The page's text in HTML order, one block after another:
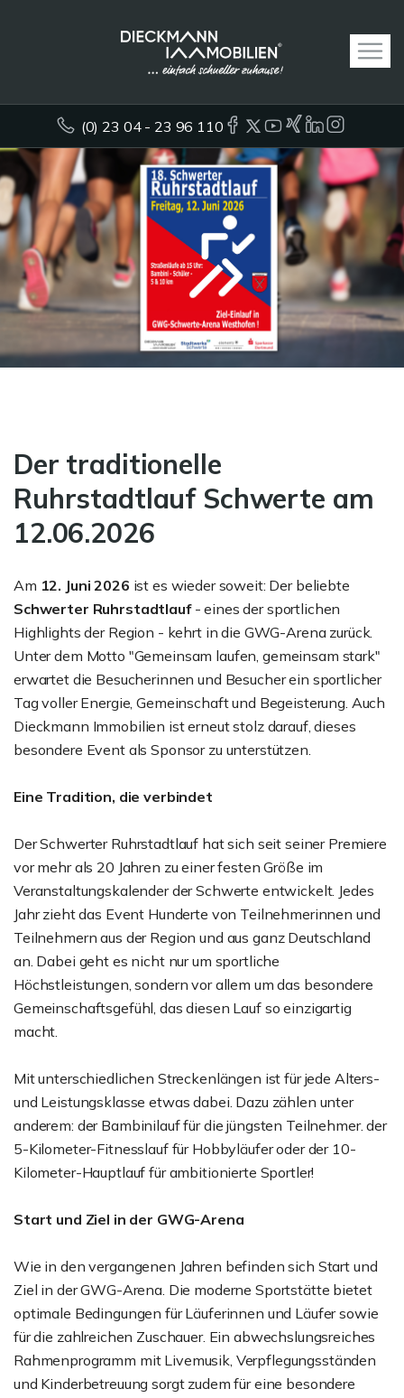
(0) 23 04 - 23 96 110
Der traditionelle
Ruhrstadtlauf Schwerte am
12.06.2026
Am 12. Juni 2026 ist es wieder soweit: Der beliebte
Schwerter Ruhrstadtlauf- eines der sportlichen
Highlights der Region - kehrt in die GWG-Arena zurück.
Unter dem Motto "Gemeinsam laufen, gemeinsam stark"
erwartet die Besucherinnen und Besucher ein sportlicher
Tag voller Energie, Gemeinschaft und Begeisterung. Auch
Dieckmann Immobilien ist erneut stolz darauf, dieses
besondere Event als Sponsor zu unterstützen.
Eine Tradition, die verbindet
Der Schwerter Ruhrstadtlauf hat sich seit seiner Premiere
vor mehr als 20 Jahren zu einer festen Größe im
Veranstaltungskalender der Schwerte entwickelt. Jedes
Jahr zieht das Event Hunderte von Teilnehmerinnen und
Teilnehmern aus der Region und aus ganz Deutschland
an. Dabei geht es nicht nur um sportliche
Höchstleistungen, sondern vor allem um das besondere
Gemeinschaftsgefühl, das diesen Lauf so einzigartig
macht.
Mit unterschiedlichen Streckenlängen ist für jede Alters-
und Leistungsklasse etwas dabei. Dazu zählen unter
anderem: der Bambinilauf für die jüngsten Teilnehmer. der
5-Kilometer-Fitnesslauf für Hobbyläufer oder der 10-
Kilometer-Hauptlauf für ambitionierte Sportler!
Start und Ziel in der GWG-Arena
Wie in den vergangenen Jahren befinden sich Start und
Ziel in der GWG-Arena. Die moderne Sportstätte bietet
optimale Bedingungen für Läuferinnen und Läufer sowie
für die zahlreichen Zuschauer. Ein abwechslungsreiches
Rahmenprogramm mit Livemusik, Verpflegungsständen
und Kinderbetreuung sorgt zudem für eine besondere